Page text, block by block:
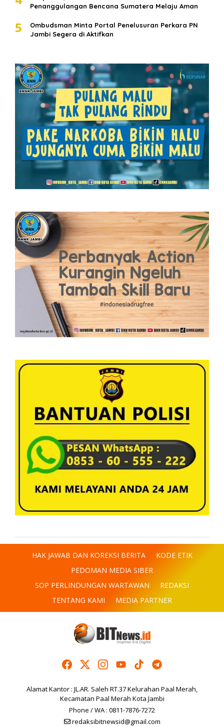
Penanggulangan Bencana Sumatera Melaju Aman
5
Ombudsman Minta Portal Penelusuran Perkara PN
Jambi Segera di Aktifkan
HAK JAWAB DAN KOREKSI BERITA
KODE ETIK
PEDOMAN MEDIA SIBER
SOP PERLINDUNGAN WARTAWAN
REDAKSI
TENTANG KAMI
MEDIA PARTNER
Alamat Kantor : JL.AR. Saleh RT.37 Kelurahan Paal Merah,
Kecamatan Paal Merah Kota Jambi
Phone / WA : 0811-7876-7272
redaksibitnewsid@gmail.com